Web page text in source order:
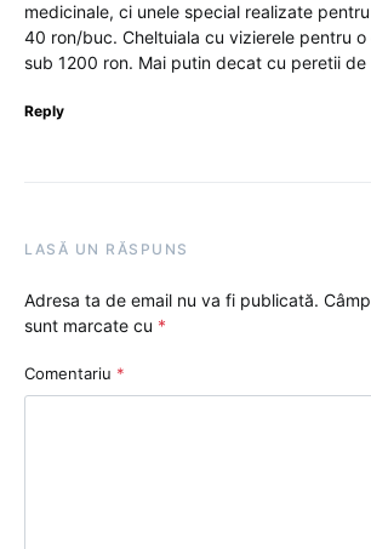
medicinale, ci unele special realizate
40 ron/buc. Cheltuiala cu vizierele pentru
sub 1200 ron. Mai putin decat cu peretii de
Reply
LASĂ UN RĂSPUNS
Adresa ta de email nu va fi publicată.
sunt marcate cu *
Comentariu *